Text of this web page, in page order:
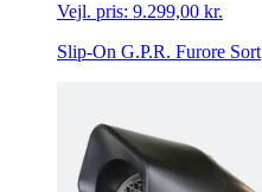
Vejl. pris: 9.299,00 kr.
Slip-On G.P.R. Furore Sort